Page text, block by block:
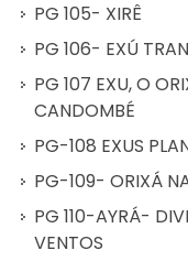
PG 105- XIRÊ
PG 106- EXÚ
PG 107 EXU, O
CANDOMBÉ
PG-108 EXUS
PG-109- ORIXÁ
PG 110-AYRÁ-
VENTOS